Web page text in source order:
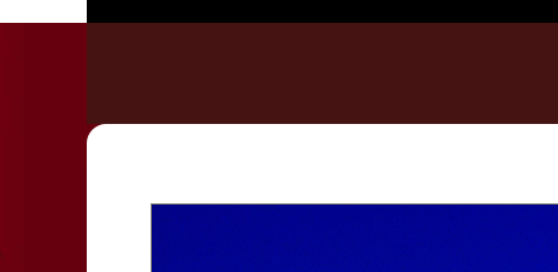
出場予定選手一覧
ボートランキング